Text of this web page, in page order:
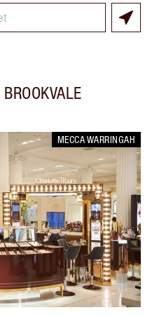
BROOKVALE
MECCA WARRINGAH